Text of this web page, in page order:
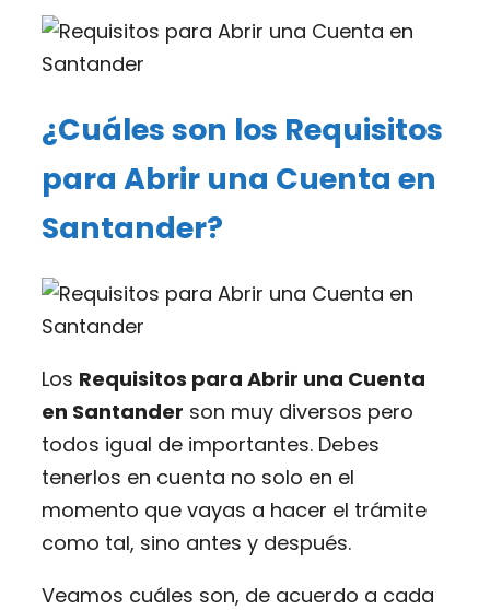
¿Cuáles son los Requisitos
para Abrir una Cuenta en
Santander?
Los Requisitos para Abrir una Cuenta
en Santander son muy diversos pero
todos igual de importantes. Debes
tenerlos en cuenta no solo en el
momento que vayas a hacer el trámite
como tal, sino antes y después.
Veamos cuáles son, de acuerdo a cada